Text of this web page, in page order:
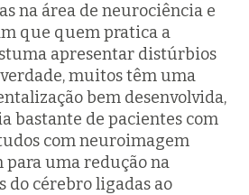
na área de neurociência e
que quem pratica a
apresentar distúrbios
muitos têm uma
bem desenvolvida,
bastante de pacientes com
com neuroimagem
uma redução na
do cérebro ligadas ao